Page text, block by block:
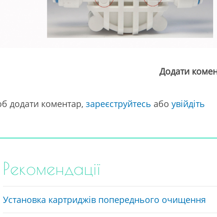
Додати
додати коментар, зареєструйтесь або увійдіть
Рекомендації
Установка картриджів попереднього очищення